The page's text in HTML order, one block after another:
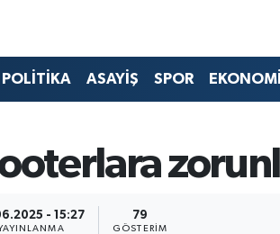
POLİTİKA ASAYİŞ SPOR EKONOMİ
- 15:27 79
GÖSTERIM